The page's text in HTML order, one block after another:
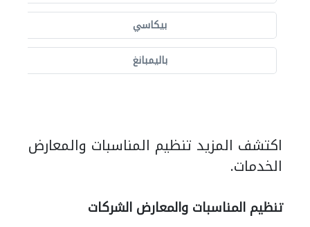
بيكاسي
باليمبانغ
اكتشف المزيد تنظيم المناسبات والمعارض
الخدمات.
تنظيم المناسبات والمعارض الشركات